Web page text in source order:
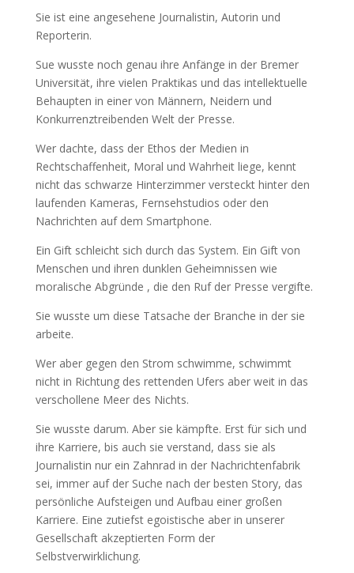
Sie ist eine angesehene Journalistin, Autorin und
Reporterin.
Sue wusste noch genau ihre Anfänge in der Bremer
Universität, ihre vielen Praktikas und das intellektuelle
Behaupten in einer von Männern, Neidern und
Konkurrenztreibenden Welt der Presse.
Wer dachte, dass der Ethos der Medien in
Rechtschaffenheit, Moral und Wahrheit liege, kennt
nicht das schwarze Hinterzimmer versteckt hinter den
laufenden Kameras, Fernsehstudios oder den
Nachrichten auf dem Smartphone.
Ein Gift schleicht sich durch das System. Ein Gift von
Menschen und ihren dunklen Geheimnissen wie
moralische Abgründe , die den Ruf der Presse vergifte.
Sie wusste um diese Tatsache der Branche in der sie
arbeite.
Wer aber gegen den Strom schwimme, schwimmt
nicht in Richtung des rettenden Ufers aber weit in das
verschollene Meer des Nichts.
Sie wusste darum. Aber sie kämpfte. Erst für sich und
ihre Karriere, bis auch sie verstand, dass sie als
Journalistin nur ein Zahnrad in der Nachrichtenfabrik
sei, immer auf der Suche nach der besten Story, das
persönliche Aufsteigen und Aufbau einer großen
Karriere. Eine zutiefst egoistische aber in unserer
Gesellschaft akzeptierten Form der
Selbstverwirklichung.